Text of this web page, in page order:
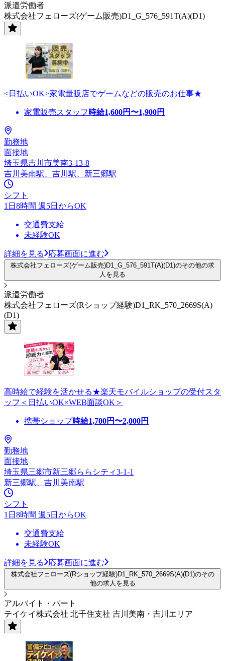
派遣労働者
株式会社フェローズ(ゲーム販売)D1_G_576_591T(A)(D1)
<日払いOK>家電量販店でゲームなどの販売のお仕事★
家電販売スタッフ 時給1,600円〜1,900円
勤務地
面接地
埼玉県吉川市美南3-13-8
吉川美南駅、吉川駅、新三郷駅
シフト
1日8時間 週5日からOK
交通費支給
未経験OK
詳細を見る 応募画面に進む
株式会社フェローズ(ゲーム販売)D1_G_576_591T(A)(D1)のその他の求
人を見る
派遣労働者
株式会社フェローズ(Rショップ経験)D1_RK_570_2669S(A)
(D1)
高時給で経験を活かせる★楽天モバイルショップの受付スタ
ッフ＜日払いOK×WEB面談OK＞
携帯ショップ時給1,700円〜2,000円
勤務地
面接地
埼玉県三郷市新三郷ららシティ3-1-1
新三郷駅、吉川美南駅
シフト
1日8時間 週5日からOK
交通費支給
未経験OK
詳細を見る 応募画面に進む
株式会社フェローズ(Rショップ経験)D1_RK_570_2669S(A)(D1)のその
他の求人を見る
アルバイト・パート
テイケイ株式会社 北千住支社 吉川美南・吉川エリア